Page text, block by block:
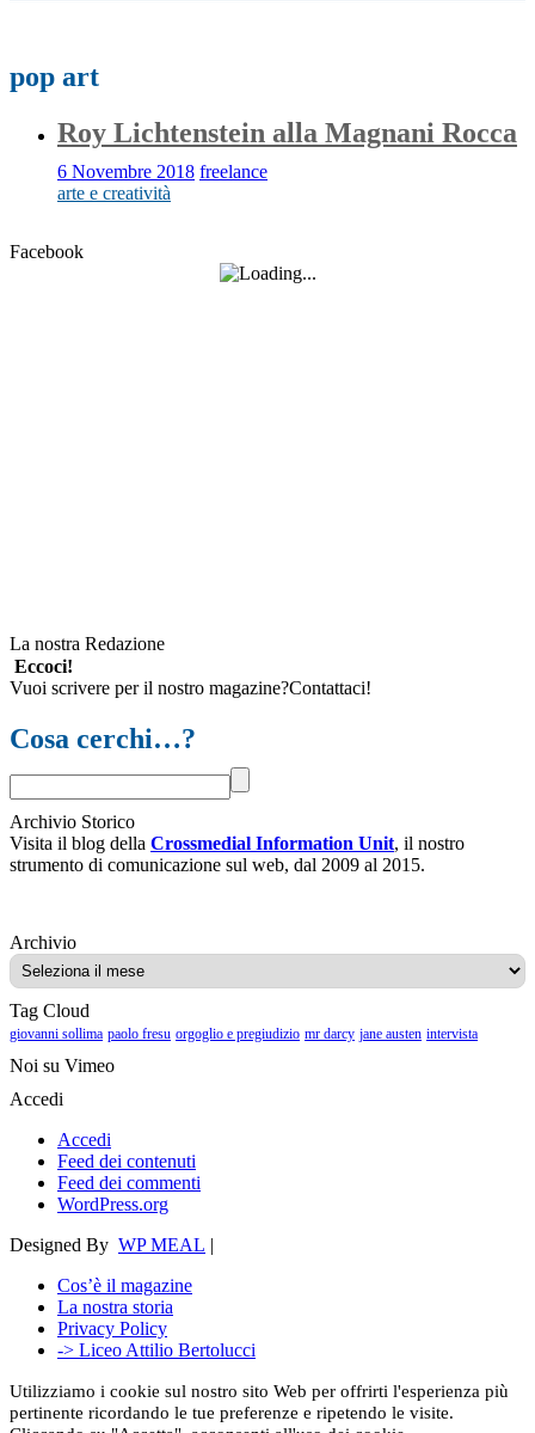
pop art
Roy Lichtenstein alla Magnani Rocca
6 Novembre 2018 freelance
arte e creatività
Facebook
La nostra Redazione
Eccoci!
Vuoi scrivere per il nostro magazine?Contattaci!
Cosa cerchi…?
Archivio Storico
Visita il blog della Crossmedial Information Unit, il nostro
strumento di comunicazione sul web, dal 2009 al 2015.
ArchivioArchivio
Tag Cloud
giovanni sollima paolo fresu orgoglio e pregiudizio mr darcy jane austen intervista
Noi su Vimeo
Accedi
Accedi
Feed dei contenuti
Feed dei commenti
WordPress.org
Designed By WP MEAL |
Cos’è il magazine
La nostra storia
Privacy Policy
-> Liceo Attilio Bertolucci
Utilizziamo i cookie sul nostro sito Web per offrirti l'esperienza più
pertinente ricordando le tue preferenze e ripetendo le visite.